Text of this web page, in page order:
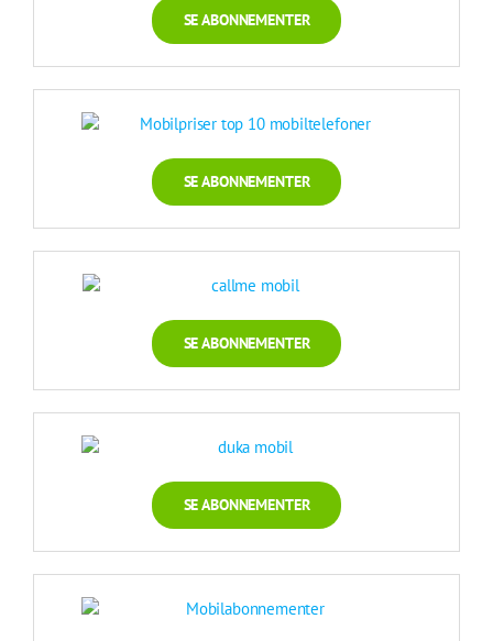
SE ABONNEMENTER
SE ABONNEMENTER
SE ABONNEMENTER
SE ABONNEMENTER